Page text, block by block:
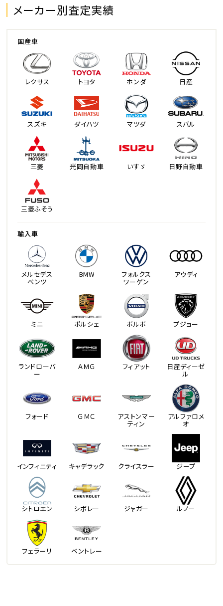
メーカー別査定実績
国産車
レクサス トヨタ ホンダ 日産
スズキ ダイハツ マツダ スバル
三菱 光岡自動車 いすゞ 日野自動車
三菱ふそう
輸入車
メルセデス
ベンツ
BMW フォルクス
ワーゲン
アウディ
ミニ ポルシェ ボルボ プジョー
ランドローバ
ー
ＡＭＧ フィアット 日産ディーゼ
ル
フォード ＧＭＣ アストンマー
ティン
アルファロメ
オ
インフィニティ キャデラック クライスラー ジープ
シトロエン シボレー ジャガー ルノー
フェラーリ ベントレー